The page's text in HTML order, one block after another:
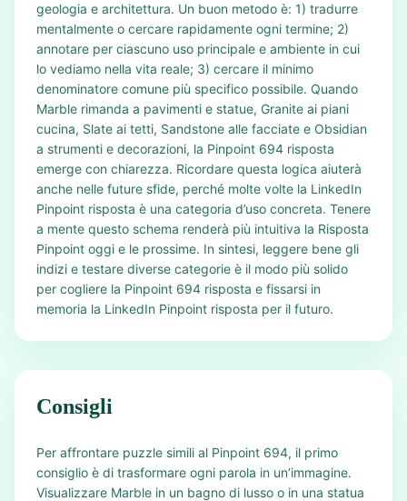
geologia e architettura. Un buon metodo è: 1) tradurre
mentalmente o cercare rapidamente ogni termine; 2)
annotare per ciascuno uso principale e ambiente in cui
lo vediamo nella vita reale; 3) cercare il minimo
denominatore comune più specifico possibile. Quando
Marble rimanda a pavimenti e statue, Granite ai piani
cucina, Slate ai tetti, Sandstone alle facciate e Obsidian
a strumenti e decorazioni, la Pinpoint 694 risposta
emerge con chiarezza. Ricordare questa logica aiuterà
anche nelle future sfide, perché molte volte la LinkedIn
Pinpoint risposta è una categoria d’uso concreta. Tenere
a mente questo schema renderà più intuitiva la Risposta
Pinpoint oggi e le prossime. In sintesi, leggere bene gli
indizi e testare diverse categorie è il modo più solido
per cogliere la Pinpoint 694 risposta e fissarsi in
memoria la LinkedIn Pinpoint risposta per il futuro.
Consigli
Per affrontare puzzle simili al Pinpoint 694, il primo
consiglio è di trasformare ogni parola in un’immagine.
Visualizzare Marble in un bagno di lusso o in una statua